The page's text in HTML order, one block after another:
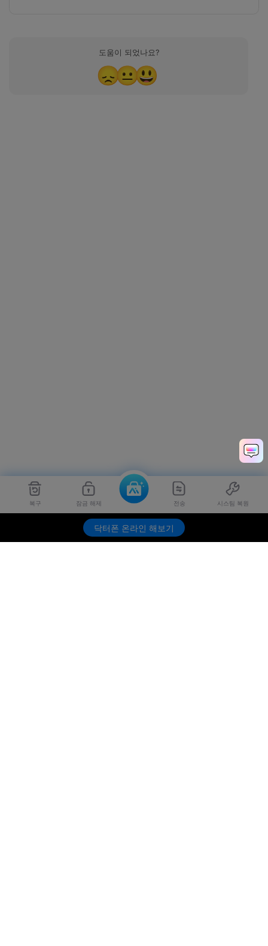
복구 잠금 해제 전송 시스팀 복원
닥터폰 온라인 해보기
도움이 되었나요?
😞😐😃
Dr.Fone 무료 체험하기